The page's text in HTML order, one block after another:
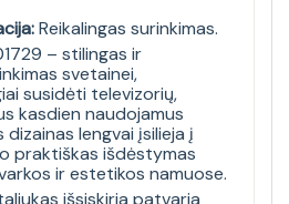
Reikalingas surinkimas.
– stilingas ir
svetainei,
susidėti televizorių,
kasdien naudojamus
lengvai įsilieja į
praktiškas išdėstymas
ir estetikos namuose.
išsiskiria patvaria